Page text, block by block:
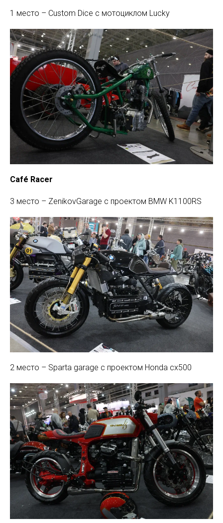
1 место – Custom Dice с мотоциклом Lucky
Café Racer
3 место – ZenikovGarage c проектом BMW K1100RS
2 место – Sparta garage с проектом Honda cx500